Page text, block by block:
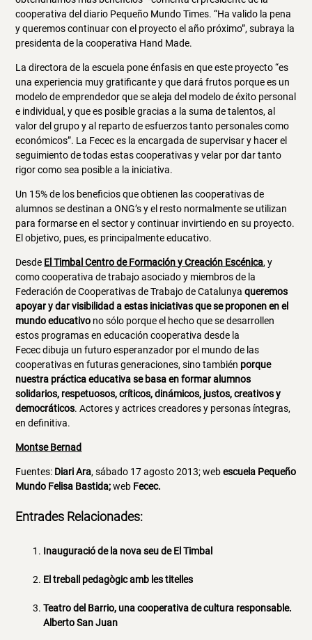
cooperativa del diario Pequeño Mundo Times. “Ha valido la pena
y queremos continuar con el proyecto el año próximo”, subraya la
presidenta de la cooperativa Hand Made.
La directora de la escuela pone énfasis en que este proyecto “es
una experiencia muy gratificante y que dará frutos porque es un
modelo de emprendedor que se aleja del modelo de éxito personal
e individual, y que es posible gracias a la suma de talentos, al
valor del grupo y al reparto de esfuerzos tanto personales como
económicos”. La Fecec es la encargada de supervisar y hacer el
seguimiento de todas estas cooperativas y velar por dar tanto
rigor como sea posible a la iniciativa.
Un 15% de los beneficios que obtienen las cooperativas de
alumnos se destinan a ONG’s y el resto normalmente se utilizan
para formarse en el sector y continuar invirtiendo en su proyecto.
El objetivo, pues, es principalmente educativo.
Desde El Timbal Centro de Formación y Creación Escénica, y
como cooperativa de trabajo asociado y miembros de la
Federación de Cooperativas de Trabajo de Catalunyaqueremos
apoyar y dar visibilidad a estas iniciativas que se proponen en el
mundo educativo no sólo porque el hecho que se desarrollen
estos programas en educación cooperativa desde la
Fecec dibuja un futuro esperanzador por el mundo de las
cooperativas en futuras generaciones, sino también porque
nuestra práctica educativa se basa en formar alumnos
solidarios, respetuosos, críticos, dinámicos, justos, creativos y
democráticos. Actores y actrices creadores y personas íntegras,
en definitiva.
Montse Bernad
Fuentes: Diari Ara, sábado 17 agosto 2013; webescuela Pequeño
Mundo Felisa Bastida;web Fecec.
Entrades Relacionades:
Inauguració de la nova seu de El Timbal
El treball pedagògic amb les titelles
Teatro del Barrio, una cooperativa de cultura responsable.
Alberto San Juan